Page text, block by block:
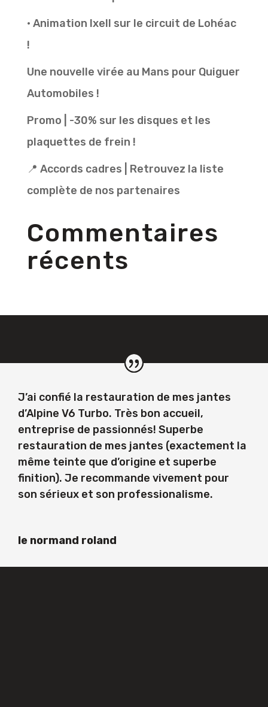
• Animation Ixell sur le circuit de Lohéac
!
Une nouvelle virée au Mans pour Quiguer
Automobiles !
Promo | -30% sur les disques et les
plaquettes de frein !
📍 Accords cadres | Retrouvez la liste
complète de nos partenaires
Commentaires
récents
J’ai confié la restauration de mes jantes
d’Alpine V6 Turbo. Très bon accueil,
entreprise de passionnés! Superbe
restauration de mes jantes (exactement la
même teinte que d’origine et superbe
finition). Je recommande vivement pour
son sérieux et son professionalisme.
le normand roland